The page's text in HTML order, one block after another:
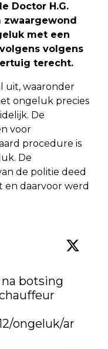
Doctor H.G.
zwaargewond
met een
volgens
terecht.
uit, waaronder
ongeluk precies
De
voor
procedure is
De
de politie deed
en daarvoor werd
botsing
ongeluk/ar